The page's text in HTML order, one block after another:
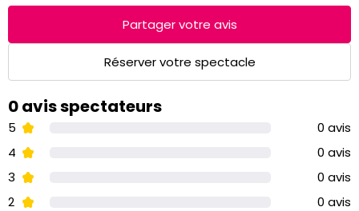
Réserver votre spectacle
Partager votre avis
0 avis spectateurs
5
0 avis
4
0 avis
3
0 avis
2
0 avis